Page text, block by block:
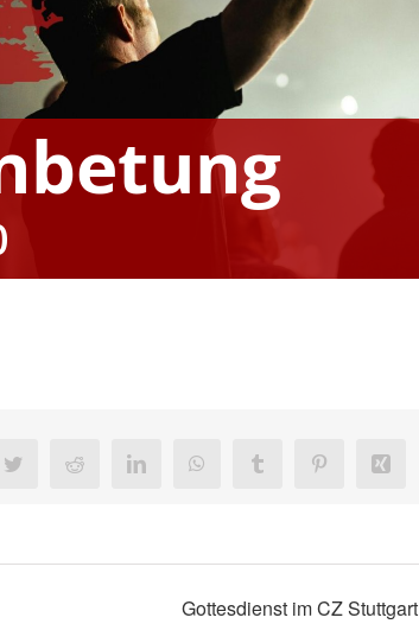
Twitter Reddit LinkedIn WhatsAppTumblr Pinterest
Gottesdienst im CZ Stuttgart